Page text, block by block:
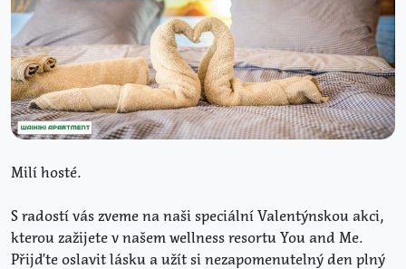
Milí hosté.
S radostí vás zveme na naši speciální Valentýnskou akci,
kterou zažijete v našem wellness resortu You and Me.
Přijďte oslavit lásku a užít si nezapomenutelný den plný